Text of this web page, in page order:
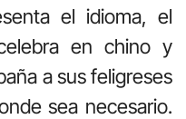
el idioma, el
en chino y
a sus feligreses
sea necesario.